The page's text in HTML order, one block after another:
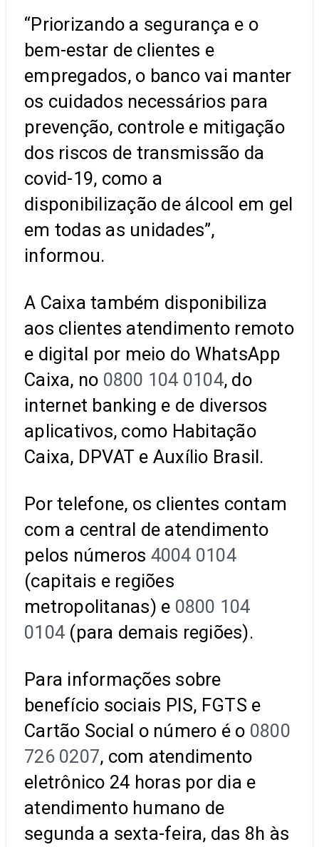
“Priorizando a segurança e o
bem-estar de clientes e
empregados, o banco vai manter
os cuidados necessários para
prevenção, controle e mitigação
dos riscos de transmissão da
covid-19, como a
disponibilização de álcool em gel
em todas as unidades”,
informou.
A Caixa também disponibiliza
aos clientes atendimento remoto
e digital por meio do WhatsApp
Caixa, no 0800 104 0104, do
internet banking e de diversos
aplicativos, como Habitação
Caixa, DPVAT e Auxílio Brasil.
Por telefone, os clientes contam
com a central de atendimento
pelos números 4004 0104
(capitais e regiões
metropolitanas) e 0800 104
0104 (para demais regiões).
Para informações sobre
benefício sociais PIS, FGTS e
Cartão Social o número é o 0800
726 0207, com atendimento
eletrônico 24 horas por dia e
atendimento humano de
segunda a sexta-feira, das 8h às